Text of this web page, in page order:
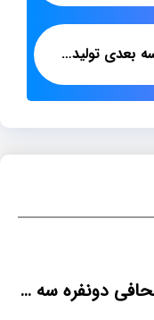
فروش عمده روتختی سه بعدی تولیدی پاندا
خرید عمده روتختی لحافی دونفره سه بعدی با قیمت تولیدی